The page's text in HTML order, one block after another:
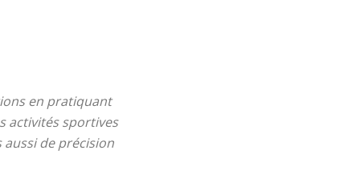
en pratiquant
activités sportives
de précision